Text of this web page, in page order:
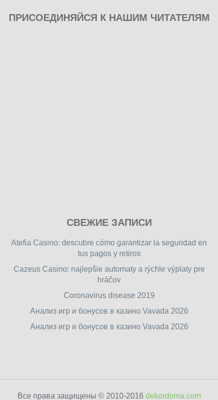
ПРИСОЕДИНЯЙСЯ К НАШИМ ЧИТАТЕЛЯМ
free
games
games.
СВЕЖИЕ ЗАПИСИ
Atefia Casino: descubre cómo garantizar la seguridad en
tus pagos y retiros
Cazeus Casino: najlepšie automaty a rýchle výplaty pre
hráčov
Coronavirus disease 2019
Анализ игр и бонусов в казино Vavada 2026
Анализ игр и бонусов в казино Vavada 2026
Все права защищены © 2010-2016 dekordoma.com